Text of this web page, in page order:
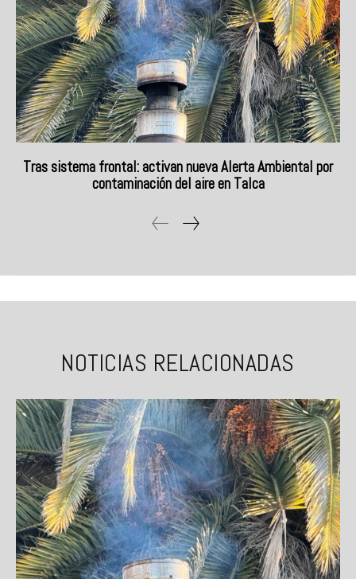
Tras sistema frontal: activan nueva Alerta Ambiental por
contaminación del aire en Talca
NOTICIAS RELACIONADAS